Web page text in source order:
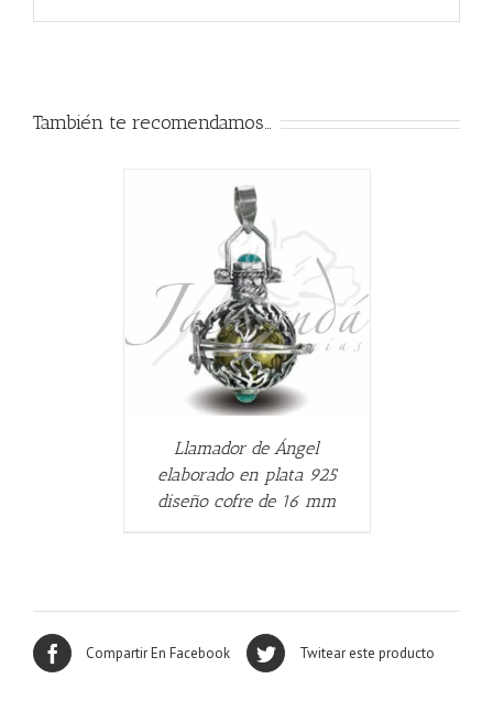
También te recomendamos…
Llamador de Ángel
elaborado en plata 925
diseño cofre de 16 mm
Compartir En Facebook Twitear este producto